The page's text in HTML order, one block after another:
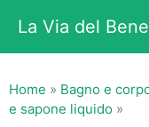
contenuto
La Via del
Home » Bagno e
e sapone liquido »